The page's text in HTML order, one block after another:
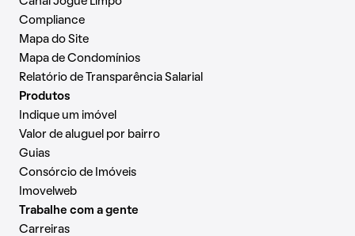
Compliance
Mapa do Site
Mapa de Condomínios
Relatório de Transparência Salarial
Produtos
Indique um imóvel
Valor de aluguel por bairro
Guias
Consórcio de Imóveis
Imovelweb
Trabalhe com a gente
Carreiras